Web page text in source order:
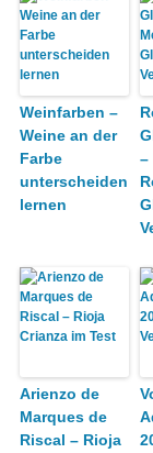
Weinfarben –
Weine an der
Farbe
unterscheiden
lernen
–
Arienzo de
Marques de
Riscal – Rioja